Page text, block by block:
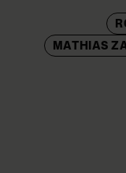
MATHIAS